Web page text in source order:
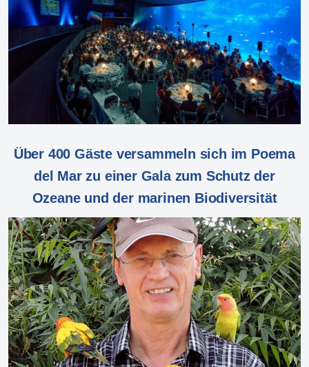
Über 400 Gäste versammeln sich im Poema
del Mar zu einer Gala zum Schutz der
Ozeane und der marinen Biodiversität